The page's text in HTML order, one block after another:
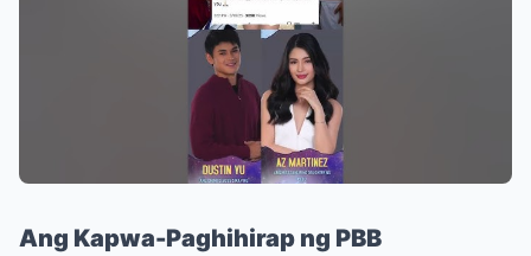
Ang Kapwa-Paghihirap ng PBB